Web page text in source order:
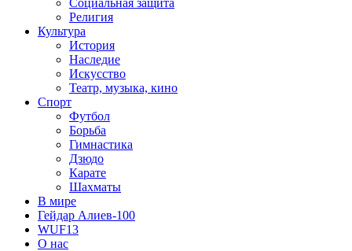
Социальная защита
Религия
Культура
История
Наследие
Искусство
Театр, музыка, кино
Спорт
Футбол
Борьба
Гимнастика
Дзюдо
Карате
Шахматы
В мире
Гейдар Алиев-100
WUF13
О нас